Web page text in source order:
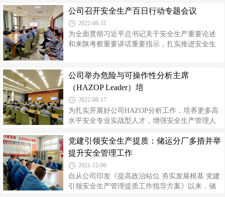
理规定》，在政策上激励员工考取执业资格证
书，规定每年为首次通过注安执业资格员工每人
专项奖励5000元，已取得注安执业资格员工每人
化进家庭”主题活动，以家庭、亲情为纽带，推动
安全理念融入员工工作和生活，共同筑牢安全防
线。活动以“一封家书”拉开序幕，职工家属们远在
异地，通过视频深情演绎来自远方的嘱咐与牵
工作是家庭幸福的根基、是企业发展的前提。
《小小安全员》《亲子三人行》等趣味活动环
节，将本次活动推向高潮，参与亲
公司召开安全生产百日行动专题会议
2022-08-31
为全面贯彻习近平总书记关于安全生产重要论述
和来陕考察重要讲话重要指示，扎实推进安全生
题会议。会议传达了各级应急管理部门和集团公
司关于安全生产百日行动安排部署，要求各部
生产百日行动与安全生产专项整治三年行动、落
实国务院安委会“十五条硬措施”、危险化学品安全
风险集中治理、安全生产检查、“防风险、除隐
患、保安全、迎盛会”专项整治等重点安全生产工
作紧密结合起来，全面开展安全生
公司举办危险与可操作性分析主席
（HAZOP Leader）培
2022-08-17
为扎实开展好公司HAZOP分析工作，培养更多高
水平安全专业实战型人才，增强安全生产管理人
全，8月8日至10日，公司举办了HAZOP分析主席
取证培训班，生产相关专业50余人参加培训。此
次培训，公司邀请专业机构专家团队，采取理论
教学、分组讨论及现场实践等多种方式展开。授
课老师从过程（工艺）安全管理（PSM）等相关
基础知识入手，逐步深入危险与可操作性分析
党建引领安全生产提质：储运分厂多措并举
提升安全管理工作
2021-12-06
自从公司印发《提高政治站位 夯实发展根基 党建
引领安全生产管理提质工作指导方案》以来，储